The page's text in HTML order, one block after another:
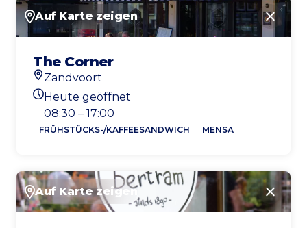
Auf Karte zeigen
The Corner
Standort
Zandvoort
Heutigen Öffnungszeiten
Heute geöffnet
08:30 – 17:00
FRÜHSTÜCKS-/KAFFEESANDWICH MENSA
Auf Karte zeigen